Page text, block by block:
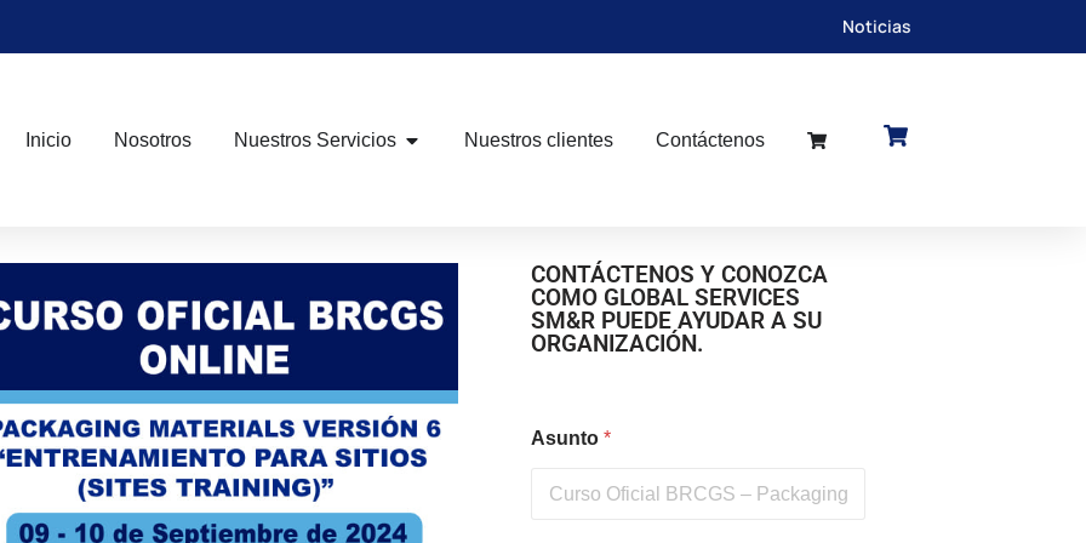
Noticias
Inicio Nosotros Nuestros Servicios Nuestros clientes Contáctenos
CONTÁCTENOS Y CONOZCA
COMO GLOBAL SERVICES
SM&R PUEDE AYUDAR A SU
ORGANIZACIÓN.
Asunto *